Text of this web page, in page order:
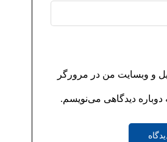
و وبسایت من در مرورگر
دوباره دیدگاهی می‌نویسم.